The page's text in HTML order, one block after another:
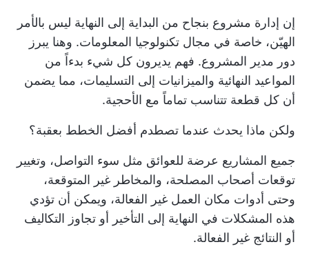
إن إدارة مشروع بنجاح من البداية إلى النهاية ليس بالأمر
الهيّن، خاصة في مجال تكنولوجيا المعلومات. وهنا يبرز
دور مدير المشروع. فهم يديرون كل شيء بدءاً من
المواعيد النهائية والميزانيات إلى التسليمات، مما يضمن
أن كل قطعة تتناسب تماماً مع الأحجية.
ولكن ماذا يحدث عندما تصطدم أفضل الخطط بعقبة؟
جميع المشاريع عرضة للعوائق مثل سوء التواصل، وتغيير
توقعات أصحاب المصلحة، والمخاطر غير المتوقعة،
وحتى أدوات مكان العمل غير الفعالة، ويمكن أن تؤدي
هذه المشكلات في النهاية إلى التأخير أو تجاوز التكاليف
أو النتائج غير الفعالة.